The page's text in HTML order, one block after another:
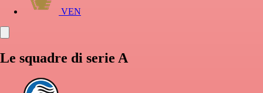
VEN
Le squadre di serie A